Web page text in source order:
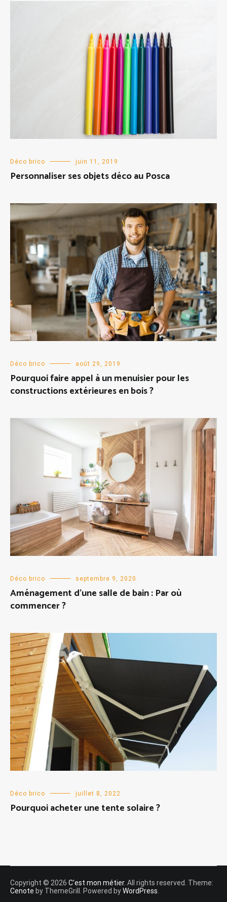
Déco brico juin 11, 2019
Personnaliser ses objets déco au Posca
Déco brico août 29, 2019
Pourquoi faire appel à un menuisier pour les
constructions extérieures en bois ?
Déco brico septembre 9, 2020
Aménagement d’une salle de bain : Par où
commencer ?
Déco brico juillet 8, 2022
Pourquoi acheter une tente solaire ?
Copyright © 2026 C'est mon métier. All rights reserved. Theme:
Cenote by ThemeGrill. Powered byWordPress